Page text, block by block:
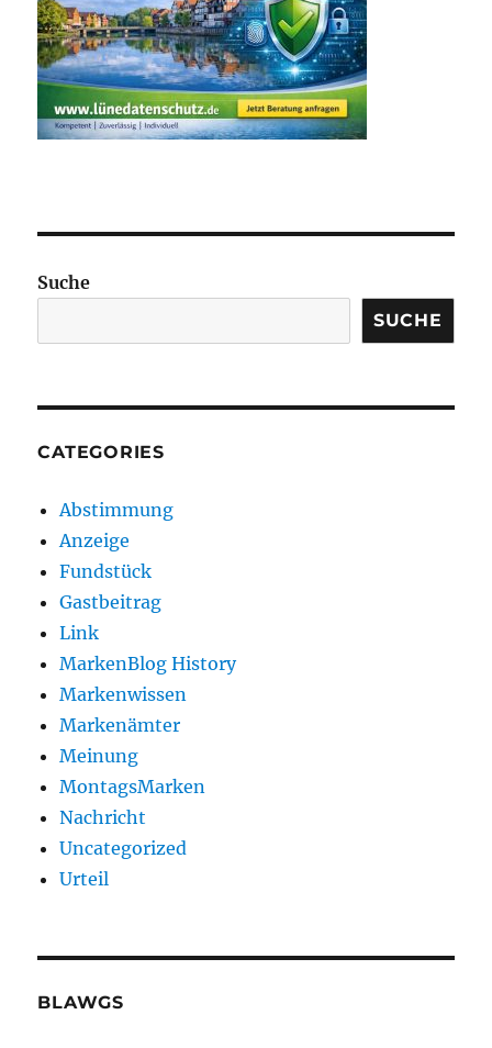
Suche
SUCHE
CATEGORIES
Abstimmung
Anzeige
Fundstück
Gastbeitrag
Link
MarkenBlog History
Markenwissen
Markenämter
Meinung
MontagsMarken
Nachricht
Uncategorized
Urteil
BLAWGS